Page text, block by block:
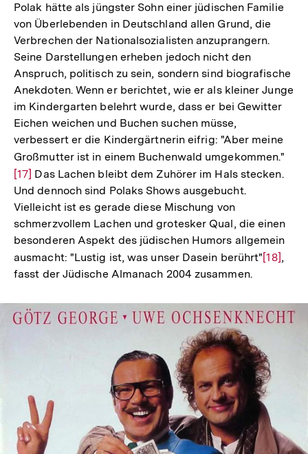
Polak hätte als jüngster Sohn einer jüdischen Familie
von Überlebenden in Deutschland allen Grund, die
Verbrechen der Nationalsozialisten anzuprangern.
Seine Darstellungen erheben jedoch nicht den
Anspruch, politisch zu sein, sondern sind biografische
Anekdoten. Wenn er berichtet, wie er als kleiner Junge
im Kindergarten belehrt wurde, dass er bei Gewitter
Eichen weichen und Buchen suchen müsse,
verbessert er die Kindergärtnerin eifrig: "Aber meine
Großmutter ist in einem Buchenwald umgekommen."
[17] Das Lachen bleibt dem Zuhörer im Hals stecken.
Und dennoch sind Polaks Shows ausgebucht.
Vielleicht ist es gerade diese Mischung von
schmerzvollem Lachen und grotesker Qual, die einen
besonderen Aspekt des jüdischen Humors allgemein
ausmacht: "Lustig ist, was unser Dasein berührt" Zur
Fußnote
[18] ,
fasst der Jüdische Almanach 2004 zusammen.